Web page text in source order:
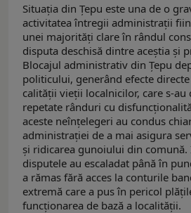
Situația din Țepu este una de o
activitatea întregii administrații
unei majorități clare în rândul
disputa deschisă dintre aceștia și
Blocajul administrativ din Țepu
politicului, generând efecte
calității vieții localnicilor, care s-
repetate rânduri cu
aceste neînțelegeri au condus
administrației de a mai asigura
și ridicarea gunoiului din comună.
disputele au escaladat până în
a rămas fără acces la conturile
extremă care a pus în pericol
funcționarea de bază a localității.